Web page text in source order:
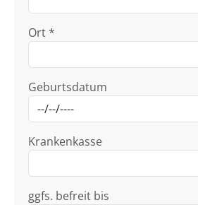
Ort *
Geburtsdatum
Krankenkasse
ggfs. befreit bis